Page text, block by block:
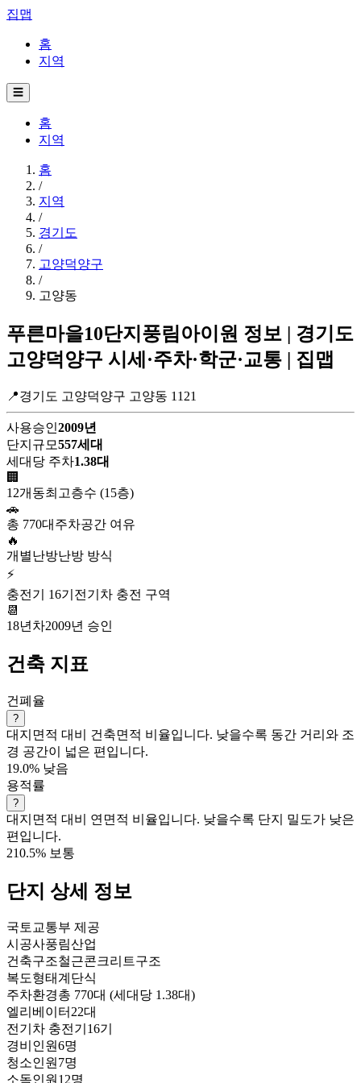
집맵
홈
지역
☰
홈
지역
홈
/
지역
/
경기도
/
고양덕양구
/
고양동
푸른마을10단지풍림아이원 정보 | 경기도
고양덕양구 시세·주차·학군·교통 | 집맵
📍경기도 고양덕양구 고양동 1121
사용승인2009년
단지규모557세대
세대당 주차1.38대
🏢
12개동최고층수 (15층)
🚗
총 770대 주차공간 여유
🔥
개별난방난방 방식
⚡
충전기 16기 전기차 충전 구역
📆
18년차2009년 승인
건축 지표
건폐율
?
대지면적 대비 건축면적 비율입니다. 낮을수록 동간 거리와 조
경 공간이 넓은 편입니다.
19.0% 낮음
용적률
?
대지면적 대비 연면적 비율입니다. 낮을수록 단지 밀도가 낮은
편입니다.
210.5% 보통
단지 상세 정보
국토교통부 제공
시공사풍림산업
건축구조철근콘크리트구조
복도형태계단식
주차환경총 770대 (세대당 1.38대)
엘리베이터22대
전기차 충전기 16기
경비인원6명
청소인원7명
소독인원 12명